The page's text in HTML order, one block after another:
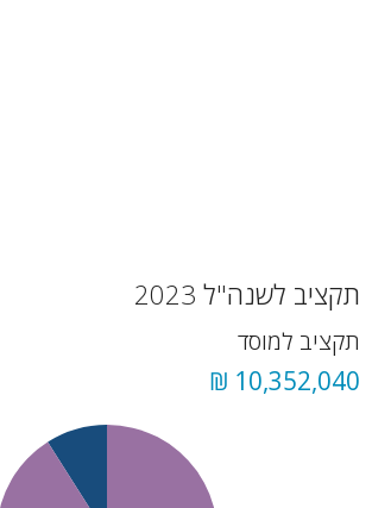
תקציב לשנה"ל 2023
תקציב למוסד
10,352,040 ₪